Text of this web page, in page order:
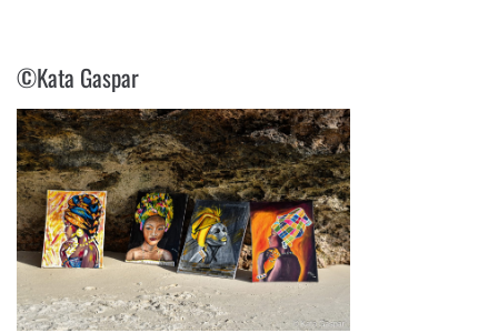
©Kata Gaspar